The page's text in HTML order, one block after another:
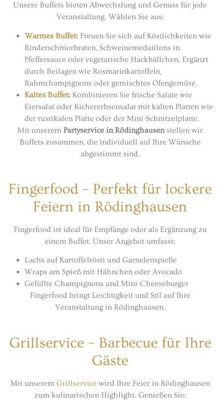
Unsere Buffets bieten Abwechslung und Genuss für jede
Veranstaltung. Wählen Sie aus:
Warmes Buffet: Freuen Sie sich auf Köstlichkeiten wie
Rinderschmorbraten, Schweinemedaillons in
Pfeffersauce oder vegetarische Hackbällchen. Ergänzt
durch Beilagen wie Rosmarinkartoffeln,
Rahmchampignons oder gemischtes Ofengemüse.
Kaltes Buffet: Kombinieren Sie frische Salate wie
Eiersalat oder Kichererbsensalat mit kalten Platten wie
der rustikalen Platte oder der Mini-Schnitzelplatte.
Mit unserem Partyservice in Rödinghausen stellen wir
Buffets zusammen, die individuell auf Ihre Wünsche
abgestimmt sind.
Fingerfood – Perfekt für lockere
Feiern in Rödinghausen
Fingerfood ist ideal für Empfänge oder als Ergänzung zu
einem Buffet. Unser Angebot umfasst:
Lachs auf Kartoffelrösti und Garnelenspieße
Wraps am Spieß mit Hähnchen oder Avocado
Gefüllte Champignons und Mini-Cheeseburger
Fingerfood bringt Leichtigkeit und Stil auf Ihre
Veranstaltung in Rödinghausen.
Grillservice – Barbecue für Ihre
Gäste
Mit unserem Grillservice wird Ihre Feier in Rödinghausen
zum kulinarischen Highlight. Genießen Sie: